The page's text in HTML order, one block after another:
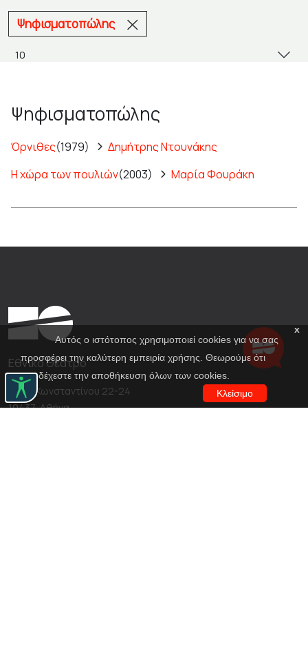
Ψηφισματοπώλης
Ψηφισματοπώλης
Όρνιθες(1979)
Δημήτρης Ντουνάκης
Η χώρα των πουλιών(2003) Μαρία Φουράκη
x
Αυτός ο ιστότοπος χρησιμοποιεί cookies για να σας
προσφέρει την καλύτερη εμπειρία χρήσης. Θεωρούμε ότι
αποδέχεστε την αποθήκευση όλων των cookies.
Κλείσιμο
Εθνικό Θέατρο
Αγίου Κωνσταντίνου 22-24
10437, Αθήνα